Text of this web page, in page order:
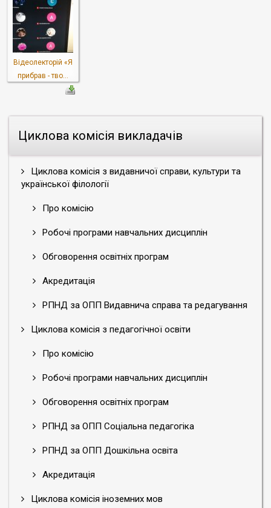
Циклова комісія викладачів
Циклова комісія з видавничої справи, культури та
української філології
Про комісію
Робочі програми навчальних дисциплін
Обговорення освітніх програм
Акредитація
РПНД за ОПП Видавнича справа та редагування
Циклова комісія з педагогічної освіти
Про комісію
Робочі програми навчальних дисциплін
Обговорення освітніх програм
РПНД за ОПП Соціальна педагогіка
РПНД за ОПП Дошкільна освіта
Акредитація
Циклова комісія іноземних мов
Відеолекторій «Я
прибрав - тво...